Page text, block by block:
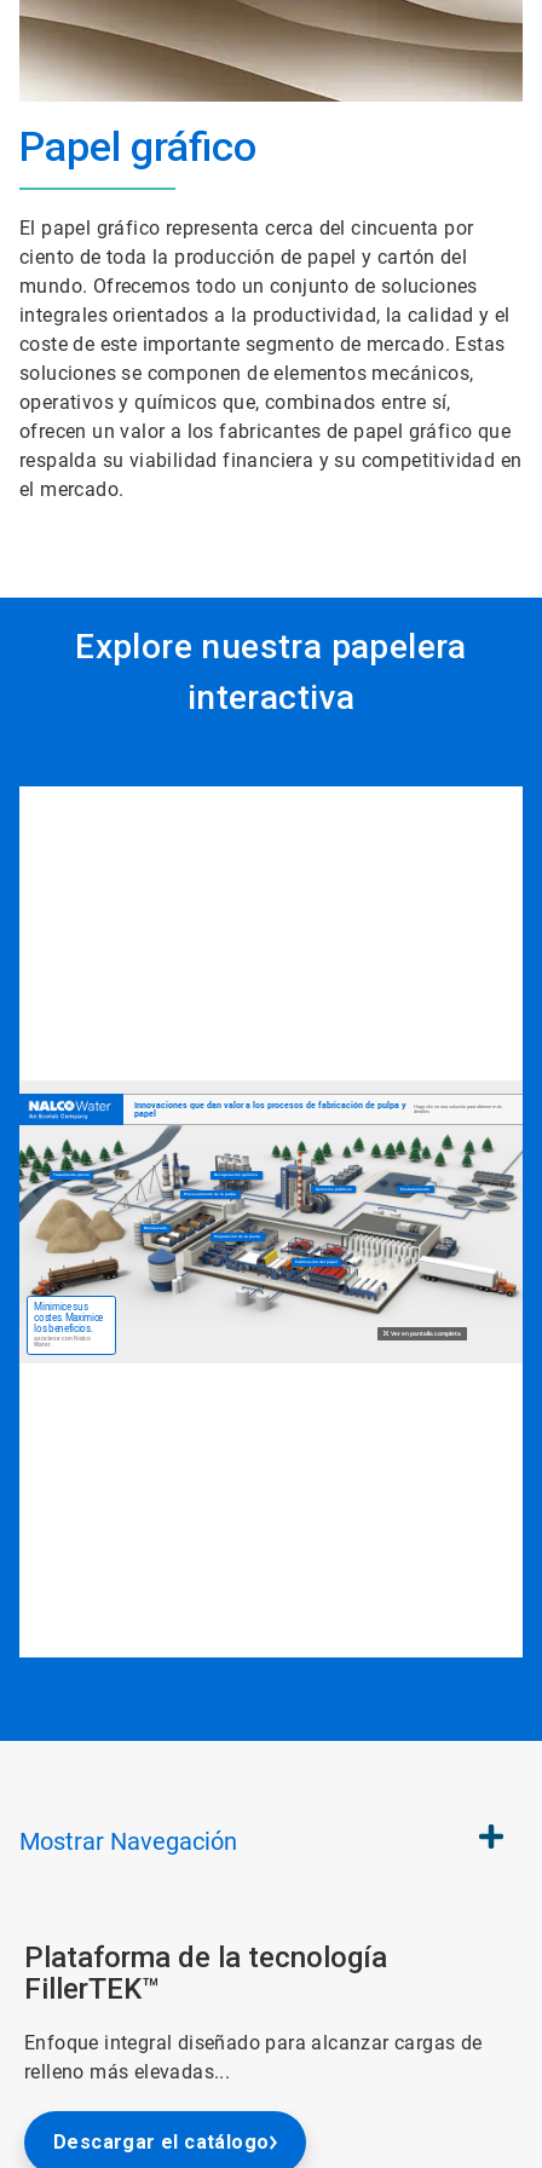
Papel gráfico
El papel gráfico representa cerca del cincuenta por
ciento de toda la producción de papel y cartón del
mundo. Ofrecemos todo un conjunto de soluciones
integrales orientados a la productividad, la calidad y el
coste de este importante segmento de mercado. Estas
soluciones se componen de elementos mecánicos,
operativos y químicos que, combinados entre sí,
ofrecen un valor a los fabricantes de papel gráfico que
respalda su viabilidad financiera y su competitividad en
el mercado.
Explore nuestra papelera
interactiva
Mostrar Navegación
Plataforma de la tecnología
FillerTEK™
Enfoque integral diseñado para alcanzar cargas de
relleno más elevadas...
Descargar el catálogo